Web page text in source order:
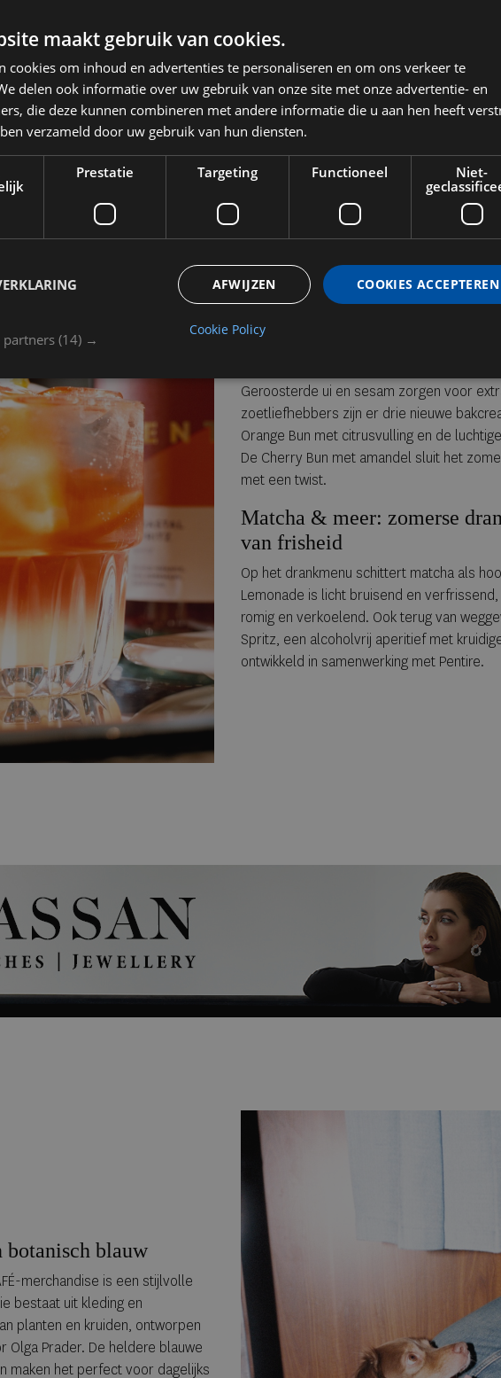
Bun
Blikvanger op het menu is de Miso
plantaardige, gelaagde maaltijd met gerst
, gecombineerd met
gember, komkommer, koriander en een
Geroosterde ui en sesam zorgen voor
zoetliefhebbers zijn er drie nieuwe
Orange Bun met citrusvulling en de
De Cherry Bun met amandel sluit het
met een twist.
Matcha & meer: zomerse
van frisheid
Op het drankmenu schittert matcha als
Lemonade is licht bruisend en
romig en verkoelend. Ook terug van
Spritz, een alcoholvrij aperitief met
ontwikkeld in samenwerking met Pentire.
blauw
merchandise is een stijlvolle
bestaat uit kleding en
planten en kruiden, ontworpen
Prader. De heldere blauwe
maken het perfect voor dagelijks
maakt gebruik van cookies.
cookies om inhoud en advertenties te personaliseren en om ons verkeer te
delen ook informatie over uw gebruik van onze site met onze advertentie- en
die deze kunnen combineren met andere informatie die u aan hen heeft
verzameld door uw gebruik van hun diensten.
partners(14) →
Prestatie Targeting Functioneel
Niet-
COOKIES ACCEPTEREN
AFWIJZEN
Cookie Policy